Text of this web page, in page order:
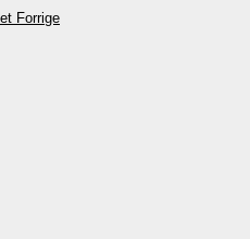
Forrige